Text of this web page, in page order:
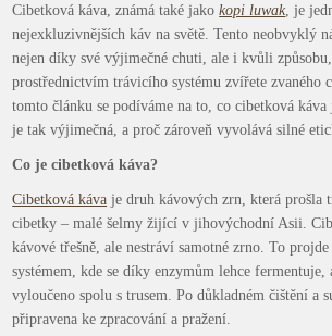
Cibetková káva, známá také jakokopi luwak, je
nejexkluzivnějších káv na světě. Tento neobvyklý
nejen díky své výjimečné chuti, ale i kvůli
prostřednictvím trávicího systému zvířete zvaného
tomto článku se podíváme na to, co cibetková
je tak výjimečná, a proč zároveň vyvolává silné
Co je cibetková káva?
Cibetková káva je druh kávových zrn, která prošla
cibetky – malé šelmy žijící v jihovýchodní Asii.
kávové třešně, ale nestráví samotné zrno. To
systémem, kde se díky enzymům lehce fermentuje,
vyloučeno spolu s trusem. Po důkladném čištění a
připravena ke zpracování a pražení.